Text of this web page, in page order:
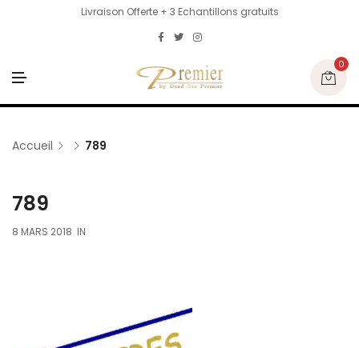
Livraison Offerte + 3 Echantillons gratuits
N
U
0
Accueil 789
789
8 MARS 2018 IN